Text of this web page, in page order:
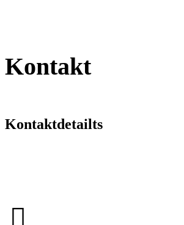
Kontakt
Kontaktdetailts